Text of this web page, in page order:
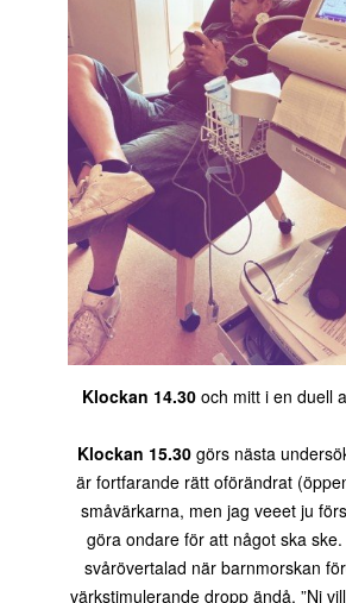
Klockan 14.30och mitt i en duell
Klockan 15.30görs nästa
är fortfarande rätt oförändrat
småvärkarna, men jag veeet ju
göra ondare för att något ska
svårövertalad när barnmorskan
värkstimulerande dropp ändå. ”Ni